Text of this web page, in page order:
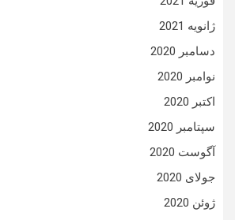
ژانویه 2021
دسامبر 2020
نوامبر 2020
اکتبر 2020
سپتامبر 2020
آگوست 2020
جولای 2020
ژوئن 2020